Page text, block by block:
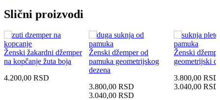
Slični proizvodi
Ženski žakardni džemper
na kopčanje žuta boja
4.200,00 RSD
Ženski džemper od
pamuka geometrijskog
dezena
3.800,00 RSD
3.040,00 RSD
Ženski
geometrijski
3.800,00 RSD
3.040,00 RSD